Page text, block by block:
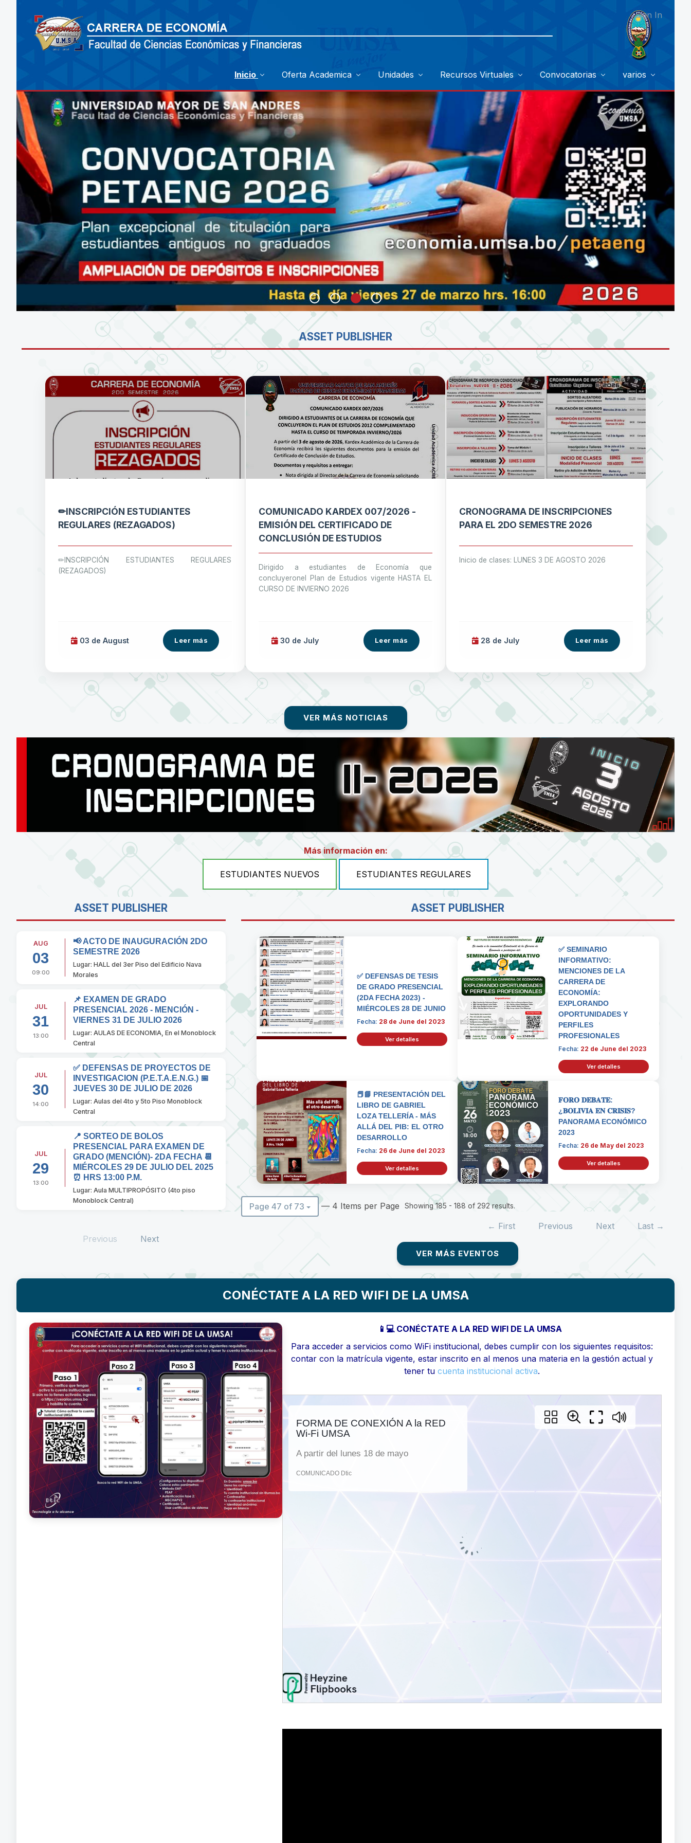
Sign In
Inicio Oferta Academica Unidades Recursos Virtuales Convocatorias varios
CONÉCTATE A LA RED WIFI DE LA UMSA
ASSET PUBLISHER
✏INSCRIPCIÓN ESTUDIANTES
REGULARES (REZAGADOS)
✏INSCRIPCIÓN ESTUDIANTES REGULARES
(REZAGADOS)
03 deAugust Leer más
COMUNICADO KARDEX 007/2026 -
EMISIÓN DEL CERTIFICADO DE
CONCLUSIÓN DE ESTUDIOS
Dirigido a estudiantes de Economía que
concluyeronel Plan de Estudios vigente HASTA EL
CURSO DE INVIERNO 2026
30 de July Leer más
CRONOGRAMA DE INSCRIPCIONES
PARA EL 2DO SEMESTRE 2026
Inicio de clases: LUNES 3 DE AGOSTO 2026
28 de July Leer más
VER MÁS NOTICIAS
Más información en:
ESTUDIANTES NUEVOS ESTUDIANTES REGULARES
ASSET PUBLISHER
AUG
03
09:00
📢 ACTO DE INAUGURACIÓN 2DO
SEMESTRE 2026
Lugar: HALL del 3er Piso del Edificio Nava
Morales
JUL
31
13:00
📌 EXAMEN DE GRADO
PRESENCIAL 2026 - MENCIÓN -
VIERNES 31 DE JULIO 2026
Lugar: AULAS DE ECONOMIA, En el Monoblock
Central
JUL
30
14:00
✅ DEFENSAS DE PROYECTOS DE
INVESTIGACION (P.E.T.A.E.N.G.) 📅
JUEVES 30 DE JULIO DE 2026
Lugar: Aulas del 4to y 5to Piso Monoblock
Central
JUL
29
13:00
📍 SORTEO DE BOLOS
PRESENCIAL PARA EXAMEN DE
GRADO (MENCIÓN)- 2DA FECHA 📆
MIÉRCOLES 29 DE JULIO DEL 2025
⏰ HRS 13:00 P.M.
Lugar: Aula MULTIPROPÓSITO (4to piso
Monoblock Central)
Previous Next
ASSET PUBLISHER
✅ DEFENSAS DE TESIS
DE GRADO PRESENCIAL
(2DA FECHA 2023) -
MIÉRCOLES 28 DE JUNIO
Fecha: 28 de June del 2023
Ver detalles
✅ SEMINARIO
INFORMATIVO:
MENCIONES DE LA
CARRERA DE
ECONOMÍA:
EXPLORANDO
OPORTUNIDADES Y
PERFILES
PROFESIONALES
Fecha: 22 de June del 2023
Ver detalles
📕📘 PRESENTACIÓN DEL
LIBRO DE GABRIEL
LOZA TELLERÍA - MÁS
ALLÁ DEL PIB: EL OTRO
DESARROLLO
Fecha: 26 de June del 2023
Ver detalles
𝐅𝐎𝐑𝐎 𝐃𝐄𝐁𝐀𝐓𝐄:
¿𝐁𝐎𝐋𝐈𝐕𝐈𝐀 𝐄𝐍 𝐂𝐑𝐈𝐒𝐈𝐒?
PANORAMA ECONÓMICO
2023
Fecha: 26 de May del 2023
Ver detalles
Page 47 of 73 — 4 Items per Page Showing 185 - 188 of 292 results.
← First Previous Next Last →
VER MÁS EVENTOS
CONÉCTATE A LA RED WIFI DE LA UMSA
📱💻 CONÉCTATE A LA RED WIFI DE LA UMSA
Para acceder a servicios como WiFi institucional, debes cumplir con los siguientes requisitos:
contar con la matrícula vigente, estar inscrito en al menos una materia en la gestión actual y
tener tu cuenta institucional activa.